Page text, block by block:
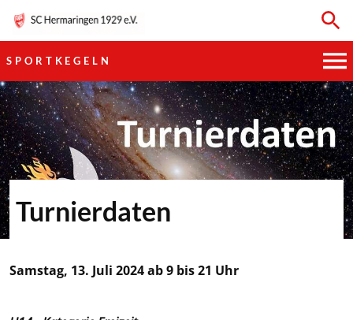
SPORTKEGELN
HAUPTVEREIN
SPORTKEGELN
FUSSBALL
GYMNASTIK
TISCHTENNIS
Turnierdaten
Samstag, 13. Juli 2024 ab 9 bis 21 Uhr